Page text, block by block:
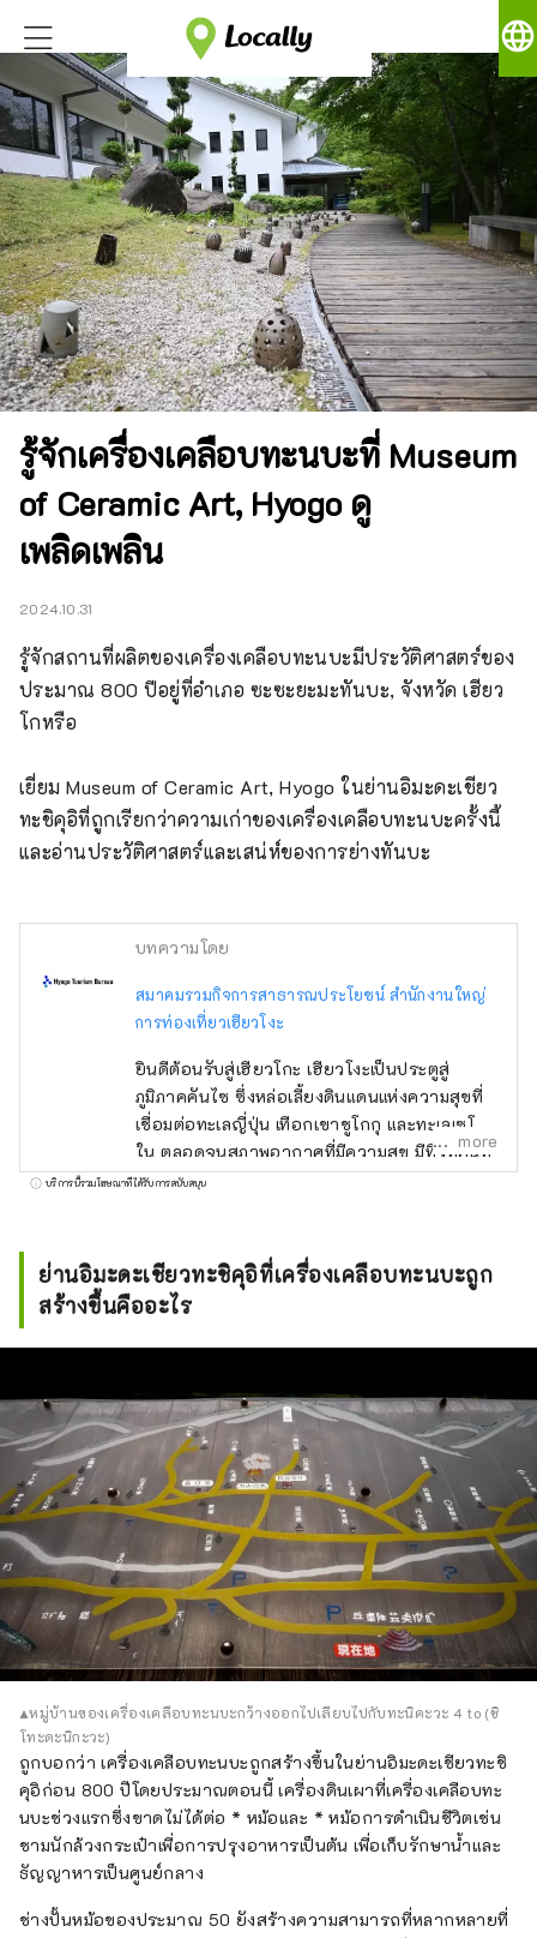
language
รู้จักเครื่องเคลือบทะนบะที่ Museum
of Ceramic Art, Hyogo ดู
เพลิดเพลิน
2024.10.31
รู้จักสถานที่ผลิตของเครื่องเคลือบทะนบะมีประวัติศาสตร์ของ
ประมาณ 800 ปีอยู่ที่อำเภอ ซะซะยะมะทันบะ, จังหวัด เฮียว
โกหรือ
เยี่ยม Museum of Ceramic Art, Hyogo ในย่านอิมะดะเชียว
ทะชิคุอิที่ถูกเรียกว่าความเก่าของเครื่องเคลือบทะนบะครั้งนี้
และอ่านประวัติศาสตร์และเสน่ห์ของการย่างทันบะ
บทความโดย
สมาคมรวมกิจการสาธารณประโยชน์ สำนักงานใหญ่
การท่องเที่ยวเฮียวโงะ
ยินดีต้อนรับสู่เฮียวโกะ เฮียวโงะเป็นประตูสู่
ภูมิภาคคันไซ ซึ่งหล่อเลี้ยงดินแดนแห่งความสุขที่
เชื่อมต่อทะเลญี่ปุ่น เทือกเขาชูโกกุ และทะเลเซโตะ
ใน ตลอดจนสภาพอากาศที่มีความสุข มีทิวทัศน์ที่
งดงามมากมายที่จะดึงดูดสายตาของคุณ เช่น
ค่ำคืนแบบพาโนรามาจากภูเขาร็อคโค แบรนด์โก
เบที่มีชื่อเสียงระดับโลก KOBE BEEF ซึ่งมีความ
หมายเหมือนกันกับเนื้อทาจิมะ เป็นหนึ่งในเนื้อวัว
ชั้นนำของญี่ปุ่น และข้าวสาเก ``เฮียวโงะ ยามา
อาริมะออนเซ็นเป็นบ่อน้ำพุร้อนที่มีชื่อเสียง และคิ
โนซากิออนเซ็นก็ปรากฏอยู่ในวรรณกรรม
มากมาย โอบล้อมด้วยธรรมชาติ ให้คุณได้ผ่อน
คลายร่างกายและจิตใจ คุณสามารถพบกับเสียง
ที่น่าจดจำ เช่น เสียงฟ้าร้องของน้ำวนนารูโตะบน
เกาะอาวาจิ และเสียงแบบไดนามิกของเทศกาล
ดอกไม้ไฟที่จัดขึ้นในสถานที่ต่างๆ ในฤดูร้อน ใน
สวนสมุนไพรและสวนพฤกษศาสตร์ในจังหวัด
คุณจะได้รับการเยียวยาด้วยกลิ่นสมุนไพรและ
ดอกไม้ที่อ่อนโยนและน่ารื่นรมย์ตลอดสี่ฤดูกาล
เพลิดเพลินไปกับการเดินทางครั้งใหม่ในเฮียวโงะที่
กระตุ้นสัมผัสทั้งห้าของการมองเห็น การรับรส
more
บริการนี้รวมโฆษณาที่ได้รับการสนับสนุน
ย่านอิมะดะเชียวทะชิคุอิที่เครื่องเคลือบทะนบะถูก
สร้างขึ้นคืออะไร
▲หมู่บ้านของเครื่องเคลือบทะนบะกว้างออกไปเลียบไปกับทะนิคะวะ 4 to (ชิ
โทะดะนิกะวะ)
ถูกบอกว่า เครื่องเคลือบทะนบะถูกสร้างขึ้นในย่านอิมะดะเชียวทะชิ
คุอิก่อน 800 ปีโดยประมาณตอนนี้ เครื่องดินเผาที่เครื่องเคลือบทะ
นบะช่วงแรกซึ่งขาดไม่ได้ต่อ * หม้อและ * หม้อการดำเนินชีวิตเช่น
ชามนักล้วงกระเป๋าเพื่อการปรุงอาหารเป็นต้น เพื่อเก็บรักษาน้ำและ
ธัญญาหารเป็นศูนย์กลาง
ช่างปั้นหม้อของประมาณ 50 ยังสร้างความสามารถที่หลากหลายที่